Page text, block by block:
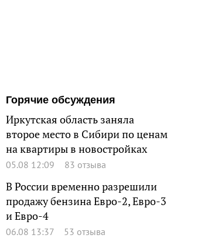
Горячие обсуждения
Иркутская область заняла
второе место в Сибири по ценам
на квартиры в новостройках
05.08 12:09 83 отзыва
В России временно разрешили
продажу бензина Евро-2, Евро-3
и Евро-4
06.08 13:37 53 отзыва